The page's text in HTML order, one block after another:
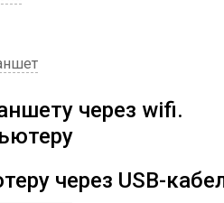
через wifi.
через USB-